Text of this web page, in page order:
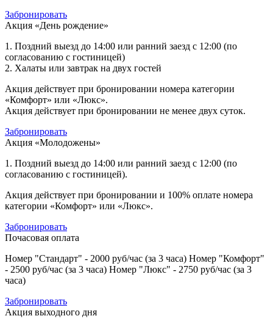
Забронировать
Акция «День рождение»
1. Поздний выезд до 14:00 или ранний заезд с 12:00 (по
согласованию с гостиницей)
2. Халаты или завтрак на двух гостей
Акция действует при бронировании номера категории
«Комфорт» или «Люкс».
Акция действует при бронировании не менее двух суток.
Забронировать
Акция «Молодожены»
1. Поздний выезд до 14:00 или ранний заезд с 12:00 (по
согласованию с гостиницей).
Акция действует при бронировании и 100% оплате номера
категории «Комфорт» или «Люкс».
Забронировать
Почасовая оплата
Номер "Стандарт" - 2000 руб/час (за 3 часа) Номер "Комфорт"
- 2500 руб/час (за 3 часа) Номер "Люкс" - 2750 руб/час (за 3
часа)
Забронировать
Акция выходного дня